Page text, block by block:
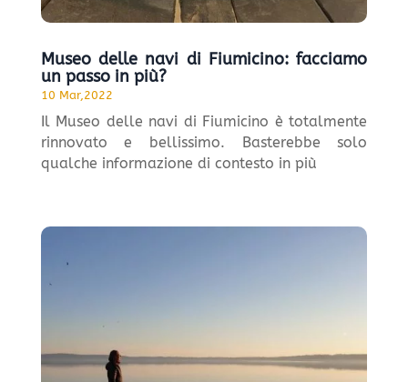
Museo delle navi di Fiumicino: facciamo
un passo in più?
10 Mar,2022
Il Museo delle navi di Fiumicino è totalmente
rinnovato e bellissimo. Basterebbe solo
qualche informazione di contesto in più